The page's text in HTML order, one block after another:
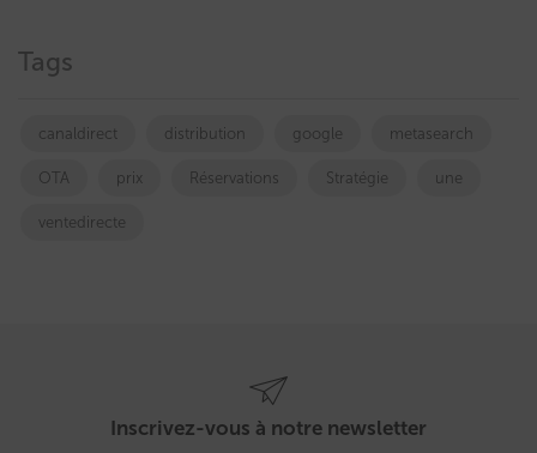
Tags
canaldirect distribution google metasearch
OTA prix Réservations Stratégie une
ventedirecte
Inscrivez-vous à notre newsletter